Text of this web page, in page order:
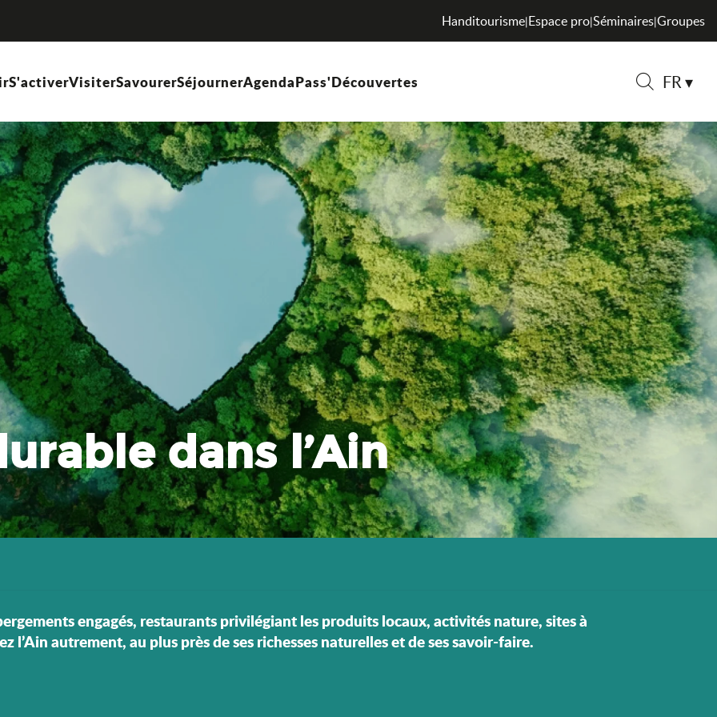
FR
Handitourisme|Espace pro|Séminaires|Groupes
S'activerVisiterSavourerSéjournerAgendaPass'Découvertes
dans l’Ain
engagés, restaurants privilégiant les produits locaux, activités nature, sites à
l’Ain autrement, au plus près de ses richesses naturelles et de ses savoir-faire.